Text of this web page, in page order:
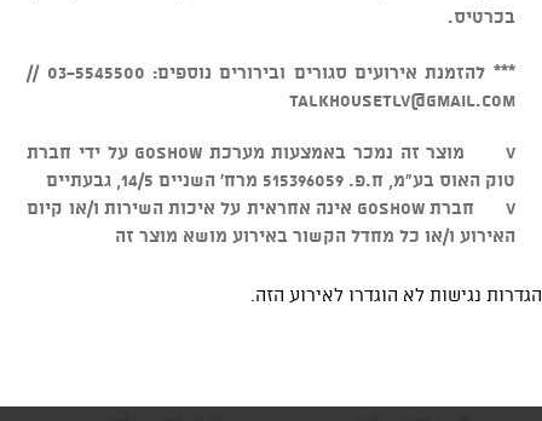
בכרטיס.
*** להזמנת אירועים סגורים ובירורים נוספים: 03-5545500 //
talkhousetlv@gmail.com
v מוצר זה נמכר באמצעות מערכת GOSHOW על ידי חברת
טוק האוס בע"מ, ח.פ. 515396059 מרח' השניים 14/5, גבעתיים
v חברת GOSHOW אינה אחראית על איכות השירות ו/או קיום
האירוע ו/או כל מחדל הקשור באירוע מושא מוצר זה
הגדרות נגישות לא הוגדרו לאירוע הזה.